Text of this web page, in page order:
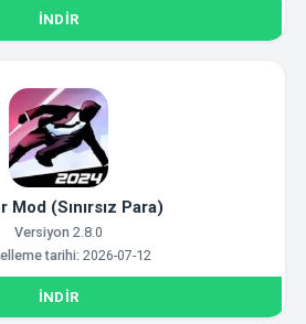
İNDIR
Mod (Sınırsız Para)
Versiyon 2.8.0
tarihi: 2026-07-12
İNDIR